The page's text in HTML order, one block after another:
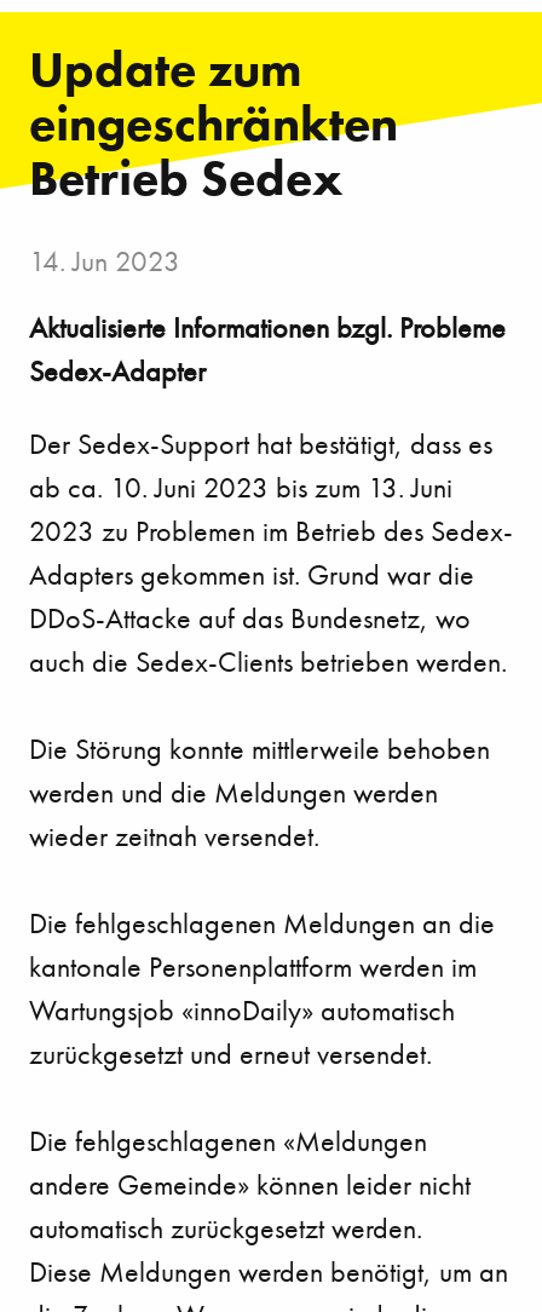
Update zum
eingeschränkten
Betrieb Sedex
14. Jun 2023
Aktualisierte Informationen bzgl. Probleme
Sedex-Adapter
Der Sedex-Support hat bestätigt, dass es
ab ca. 10. Juni 2023 bis zum 13. Juni
2023 zu Problemen im Betrieb des Sedex-
Adapters gekommen ist. Grund war die
DDoS-Attacke auf das Bundesnetz, wo
auch die Sedex-Clients betrieben werden.
Die Störung konnte mittlerweile behoben
werden und die Meldungen werden
wieder zeitnah versendet.
Die fehlgeschlagenen Meldungen an die
kantonale Personenplattform werden im
Wartungsjob «innoDaily» automatisch
zurückgesetzt und erneut versendet.
Die fehlgeschlagenen «Meldungen
andere Gemeinde» können leider nicht
automatisch zurückgesetzt werden.
Diese Meldungen werden benötigt, um an